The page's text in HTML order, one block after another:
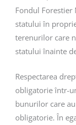
Fondul
statului în
terenurilor care
statului înainte
Respectarea
obligatorie într-
bunurilor care
obligatorie. În